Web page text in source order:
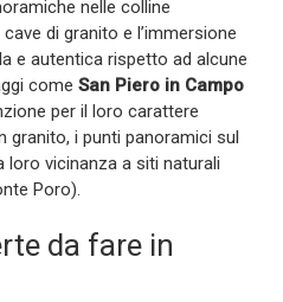
nelle colline
di granito e l’immersione
e autentica rispetto ad alcune
come San Piero in Campo
per il loro carattere
i punti panoramici sul
loro vicinanza a siti naturali
Poro).
da fare in